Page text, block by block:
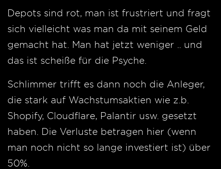
Depots sind rot, man ist frustriert und fragt
sich vielleicht was man da mit seinem Geld
gemacht hat. Man hat jetzt weniger .. und
das ist scheiße für die Psyche.
Schlimmer trifft es dann noch die Anleger,
die stark auf Wachstumsaktien wie z.b.
Shopify, Cloudflare, Palantir usw. gesetzt
haben. Die Verluste betragen hier (wenn
man noch nicht so lange investiert ist) über
50%.